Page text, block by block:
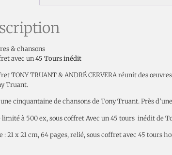
& chansons
avec un45 Tours inédit
TONY TRUANT & ANDRÉ CERVERA réunit des
Truant.
cinquantaine de chansons de Tony Truant. Près
à 500 ex, sous coffret Avec un 45 tours inédit de
: 21 x 21 cm, 64 pages, relié, sous coffret avec 45 tours